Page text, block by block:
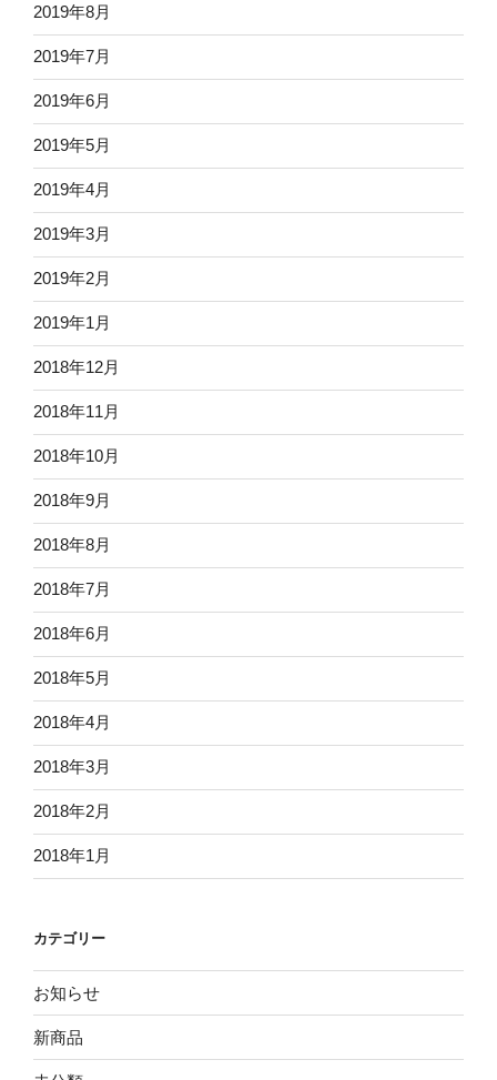
2019年8月
2019年7月
2019年6月
2019年5月
2019年4月
2019年3月
2019年2月
2019年1月
2018年12月
2018年11月
2018年10月
2018年9月
2018年8月
2018年7月
2018年6月
2018年5月
2018年4月
2018年3月
2018年2月
2018年1月
カテゴリー
お知らせ
新商品